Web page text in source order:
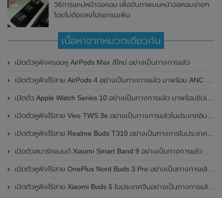
วิธีการแคปหน้าจอคอม เพื่อจับภาพบนหน้าจอคอมง่ายๆ
โดยไม่ต้องลงโปรแกรมเพิ่ม
เนื้อหาจากหมวดเดียวกัน
เปิดตัวหูฟังครอบหู AirPods Max สีใหม่ อย่างเป็นทางการแล้ว
เปิดตัวหูฟังไร้สาย AirPods 4 อย่างเป็นทางการแล้ว มาพร้อม ANC และฟีเจอร์ใหม่มากมาย
เปิดตัว Apple Watch Series 10 อย่างเป็นทางการแล้ว มาพร้อมชิปเซ็ตรุ่น S10
เปิดตัวหูฟังไร้สาย Vivo TWS 3e อย่างเป็นทางการแล้วในประเทศอินเดีย มาพร้อมระบบตัดเสียงรบกวน ANC ที่ 30dB , ป้องกันฝุ่นและกันน้ำที่ระดับ IP54 , แบตเตอรี่สามารถใช้งานนานสูงสุด 36 ชั่วโมง
เปิดตัวหูฟังไร้สาย Realme Buds T310 อย่างเป็นทางการในประเทศอินเดีย มาพร้อมระบบตัดเสียงรบกวน ANC สูงสุด 46dB , เสียงรอบทิศทาง 360 องศา , แบตเตอรี่สามารถใช้งานได้นานสูงสุด 40 ชั่วโมง
เปิดตัวสมาร์ทแบนด์ Xiaomi Smart Band 9 อย่างเป็นทางการแล้ว มาพร้อมหน้าจอ AMOLED ขนาด 1.62 นิ้ว , ตัวเรือนเป็นโลหะ และแบตเตอรี่สุดอึดสามารถใช้งานได้นานถึง 21 วัน
เปิดตัวหูฟังไร้สาย OnePlus Nord Buds 3 Pro อย่างเป็นทางการแล้ว มาพร้อมระบบตัดเสียงรบกวน (ANC) สามารถลดเสียงรบกวนได้ 49dB และแบตเตอรี่สุดอึดใช้งานได้นานสูงสุดถึง 44 ชั่วโมง
เปิดตัวหูฟังไร้สาย Xiaomi Buds 5 ในประเทศจีนอย่างเป็นทางการแล้ว มาพร้อมระบบตัดเสียงรบกวน ANC , Qualcomm aptX Lossless และ Spatial Audio